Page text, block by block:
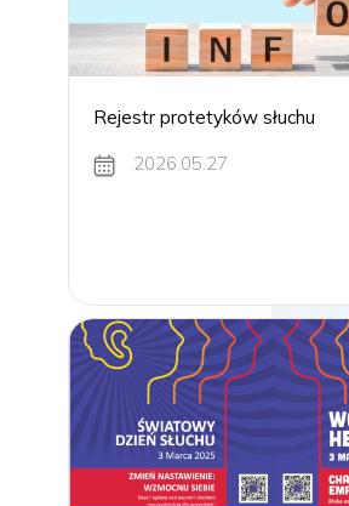
Rejestr protetyków słuchu
2026.05.27